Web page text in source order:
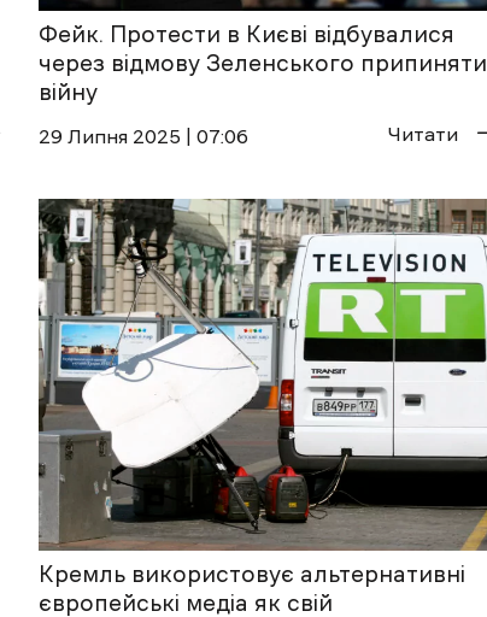
Фейк. Протести в Києві відбувалися
через відмову Зеленського припиняти
війну
29 Липня 2025 | 07:06 Читати
Кремль використовує альтернативні
європейські медіа як свій